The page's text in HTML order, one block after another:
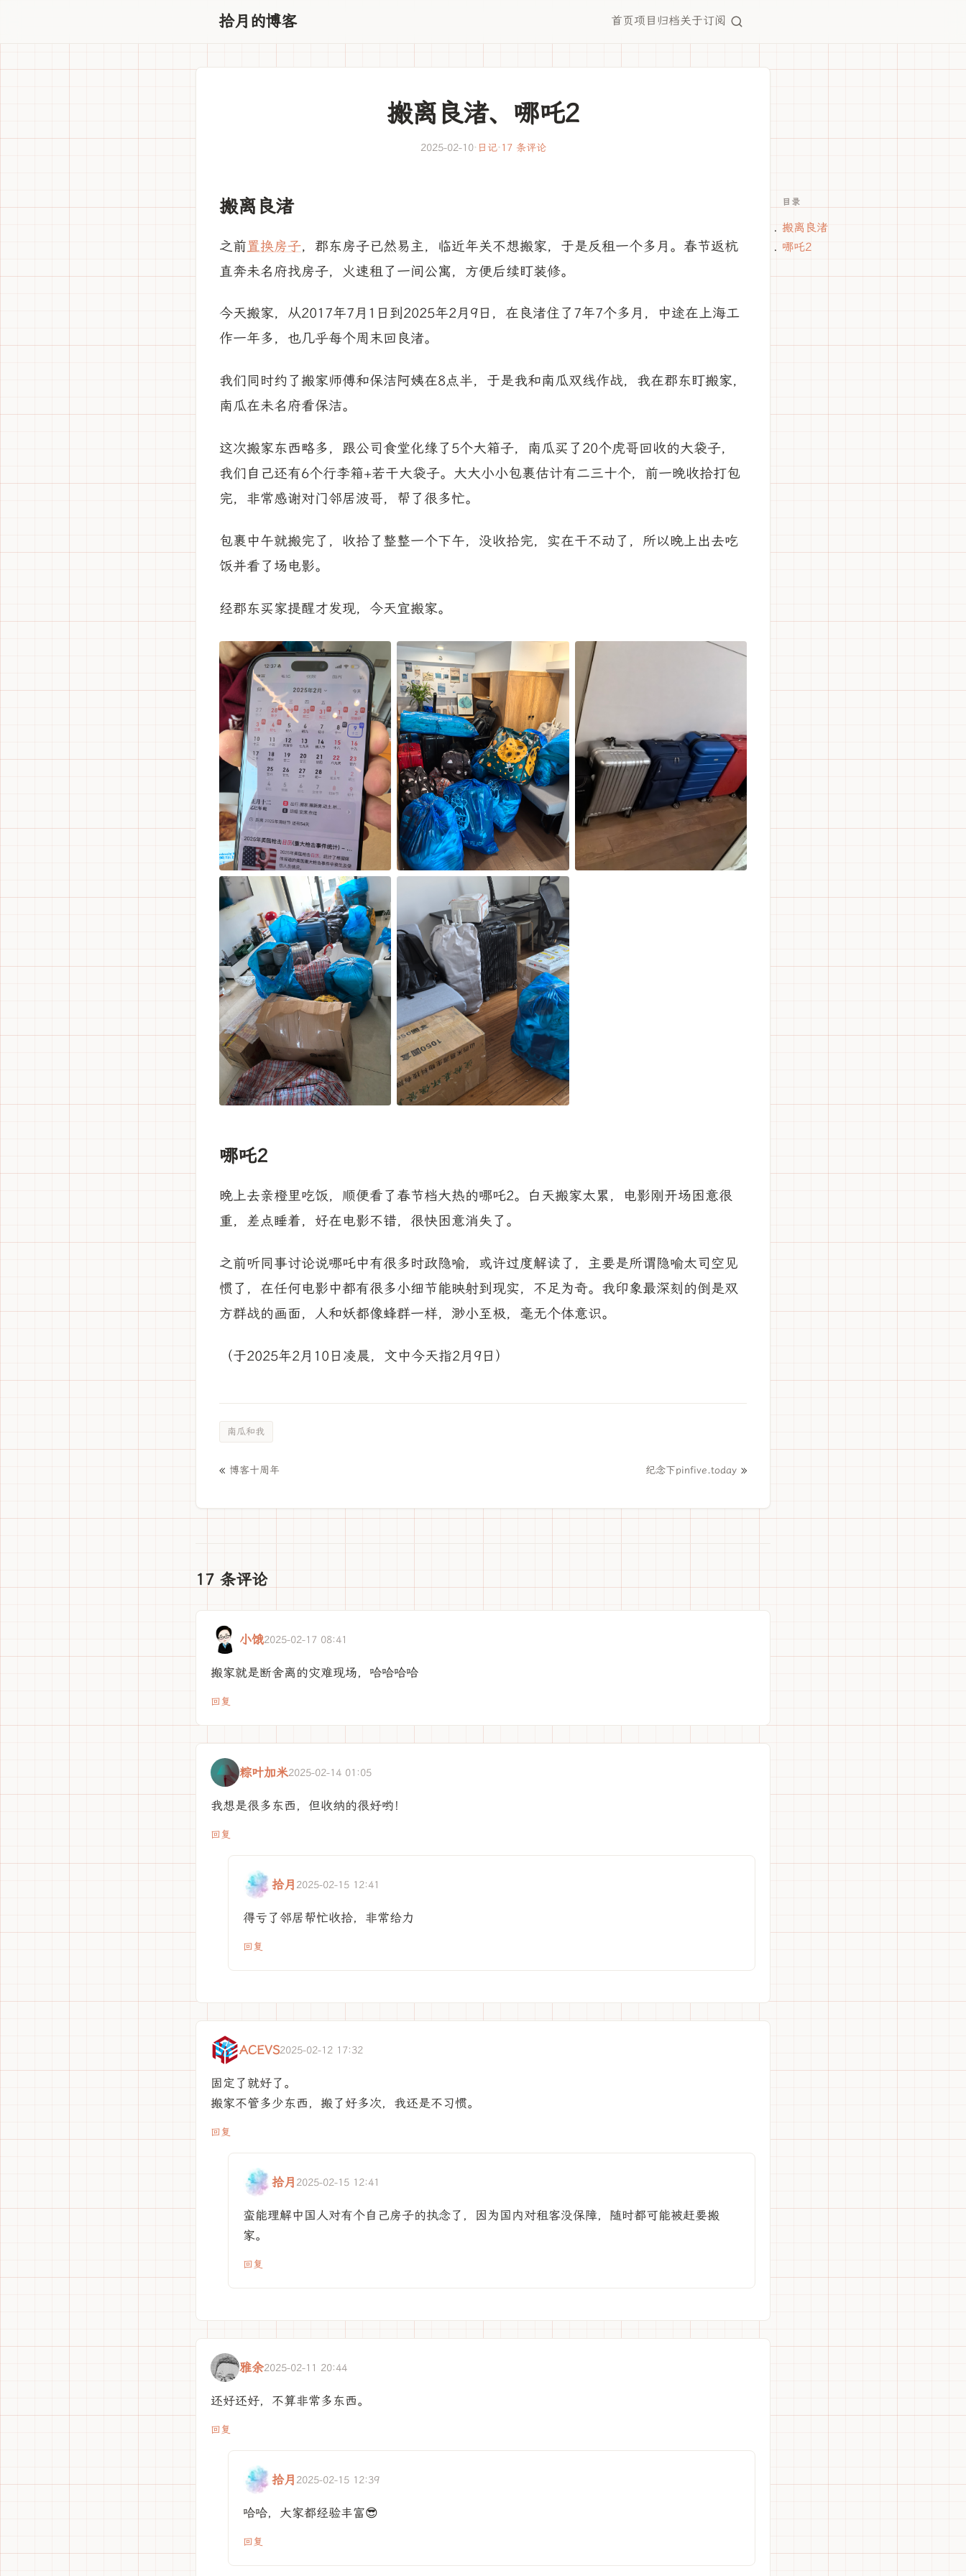
拾月的博客 首页项目 归档关于订阅
搬离良渚、哪吒2
2025-02-10· 日记· 17 条评论
搬离良渚
之前置换房子，郡东房子已然易主，临近年关不想搬家，于是反租一个多月。春节返杭
直奔未名府找房子，火速租了一间公寓，方便后续盯装修。
今天搬家，从2017年7月1日到2025年2月9日，在良渚住了7年7个多月，中途在上海工
作一年多，也几乎每个周末回良渚。
我们同时约了搬家师傅和保洁阿姨在8点半，于是我和南瓜双线作战，我在郡东盯搬家，
南瓜在未名府看保洁。
这次搬家东西略多，跟公司食堂化缘了5个大箱子，南瓜买了20个虎哥回收的大袋子，
我们自己还有6个行李箱+若干大袋子。大大小小包裹估计有二三十个，前一晚收拾打包
完，非常感谢对门邻居波哥，帮了很多忙。
包裹中午就搬完了，收拾了整整一个下午，没收拾完，实在干不动了，所以晚上出去吃
饭并看了场电影。
经郡东买家提醒才发现，今天宜搬家。
哪吒2
晚上去亲橙里吃饭，顺便看了春节档大热的哪吒2。白天搬家太累，电影刚开场困意很
重，差点睡着，好在电影不错，很快困意消失了。
之前听同事讨论说哪吒中有很多时政隐喻，或许过度解读了，主要是所谓隐喻太司空见
惯了，在任何电影中都有很多小细节能映射到现实，不足为奇。我印象最深刻的倒是双
方群战的画面，人和妖都像蜂群一样，渺小至极，毫无个体意识。
（于2025年2月10日凌晨，文中今天指2月9日）
目录
搬离良渚
哪吒2
南瓜和我
« 博客十周年 纪念下pinfive.today »
17 条评论
小饿2025-02-17 08:41
搬家就是断舍离的灾难现场，哈哈哈哈
回复
粽叶加米2025-02-14 01:05
我想是很多东西，但收纳的很好哟！
回复
拾月 2025-02-15 12:41
得亏了邻居帮忙收拾，非常给力
回复
ACEVS2025-02-12 17:32
固定了就好了。
搬家不管多少东西，搬了好多次，我还是不习惯。
回复
拾月 2025-02-15 12:41
蛮能理解中国人对有个自己房子的执念了，因为国内对租客没保障，随时都可能被赶要搬
家。
回复
雅余2025-02-11 20:44
还好还好，不算非常多东西。
回复
拾月 2025-02-15 12:39
哈哈，大家都经验丰富😎
回复